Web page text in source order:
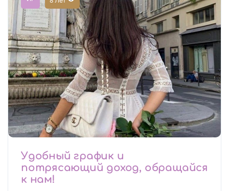
Удобный график и
потрясающий доход, обращайся
к нам!